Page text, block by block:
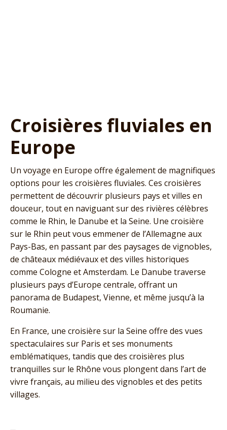
Croisières fluviales en
Europe
Un voyage en Europe offre également de magnifiques
options pour les croisières fluviales. Ces croisières
permettent de découvrir plusieurs pays et villes en
douceur, tout en naviguant sur des rivières célèbres
comme le Rhin, le Danube et la Seine. Une croisière
sur le Rhin peut vous emmener de l’Allemagne aux
Pays-Bas, en passant par des paysages de vignobles,
de châteaux médiévaux et des villes historiques
comme Cologne et Amsterdam. Le Danube traverse
plusieurs pays d’Europe centrale, offrant un
panorama de Budapest, Vienne, et même jusqu’à la
Roumanie.
En France, une croisière sur la Seine offre des vues
spectaculaires sur Paris et ses monuments
emblématiques, tandis que des croisières plus
tranquilles sur le Rhône vous plongent dans l’art de
vivre français, au milieu des vignobles et des petits
villages.